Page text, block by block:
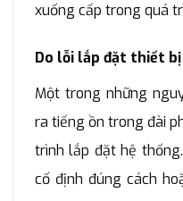
xuống cấp trong quá
Do lỗi lắp đặt thiết
Một trong những
ra tiếng ồn trong đài
trình lắp đặt hệ
cố định đúng cách